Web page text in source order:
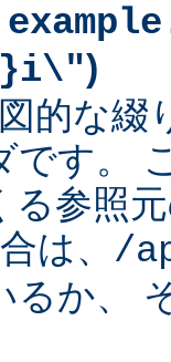
)
的な綴
です。
る参照
は、 /
るか、